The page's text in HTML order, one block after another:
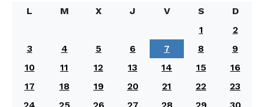
L
M X J V S
D
1
2
3
4 5 6 7 8
9
10
11 12 13 14 15
16
17
18 19 20 21 22
23